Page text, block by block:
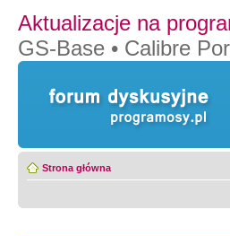
Aktualizacje na
GS-Base • Calibre
Strona główna